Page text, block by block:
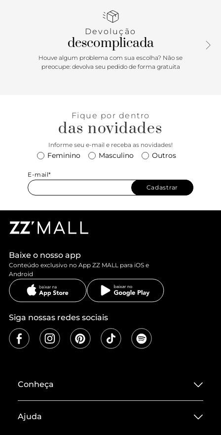
etiqueta de marca e tamanho costurados no cós, parte
veste 36 | Altura: 1,79 cm | Busto: 78 cm | Quadril: 89 cm |
Devolução
descomplicada
Houve algum problema com sua escolha? Não se
preocupe: devolva seu pedido de forma gratuita
Fique por dentro
das novidades
Informe seu e-mail e receba as novidades!
Feminino Masculino Outros
E-mail*
Cadastrar
Baixe o nosso app
Conteúdo exclusivo no App ZZ MALL para iOS e
Android
Siga nossas redes sociais
Conheça
Termos de Uso
Ajuda